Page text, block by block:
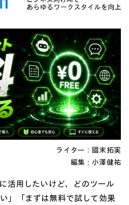
Poly
グ一覧
ライター：國末拓実
編集：小澤健祐
活用したいけど、どのツール
」「まずは無料で試して効果